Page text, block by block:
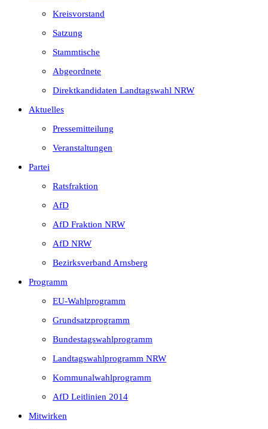
Kreisvorstand
Satzung
Stammtische
Abgeordnete
Direktkandidaten Landtagswahl NRW
Aktuelles
Pressemitteilung
Veranstaltungen
Partei
Ratsfraktion
AfD
AfD Fraktion NRW
AfD NRW
Bezirksverband Arnsberg
Programm
EU-Wahlprogramm
Grundsatzprogramm
Bundestagswahlprogramm
Landtagswahlprogramm NRW
Kommunalwahlprogramm
AfD Leitlinien 2014
Mitwirken